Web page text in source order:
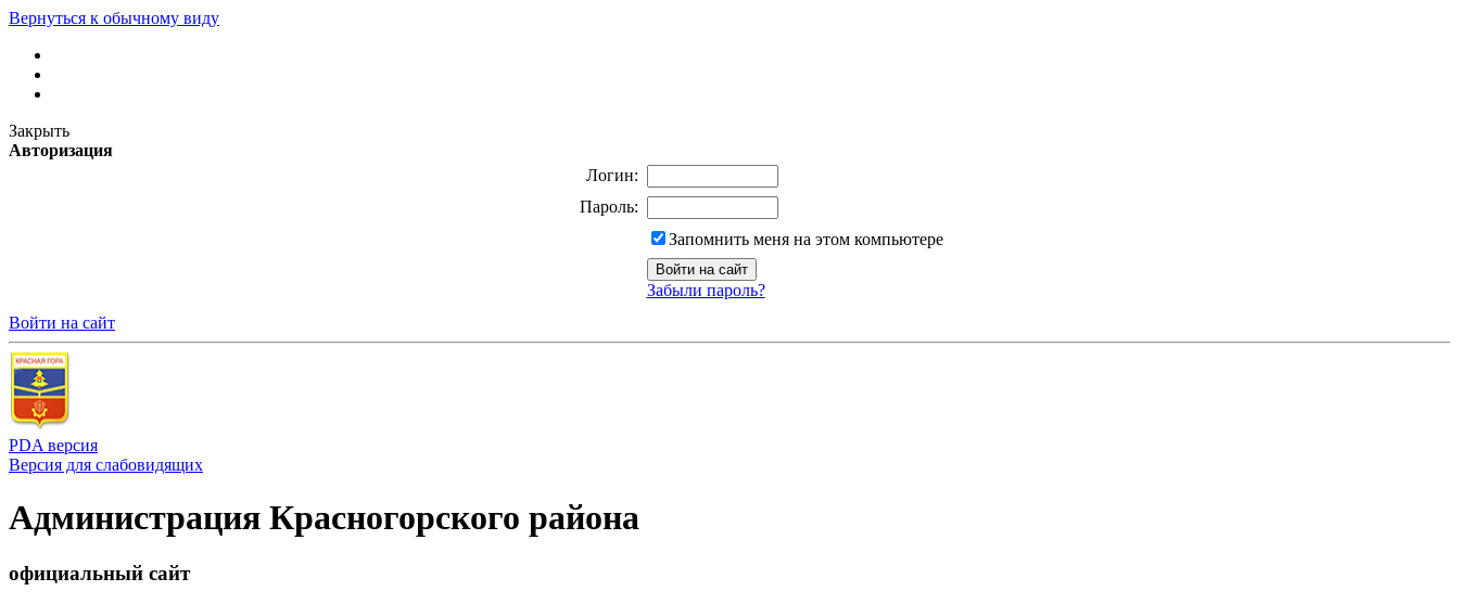
Вернуться к обычному виду
Закрыть
Авторизация
Логин:
Пароль:
Запомнить меня на этом компьютере
Забыли пароль?
Войти на сайт
PDA версия
Версия для слабовидящих
Администрация Красногорского района
официальный сайт